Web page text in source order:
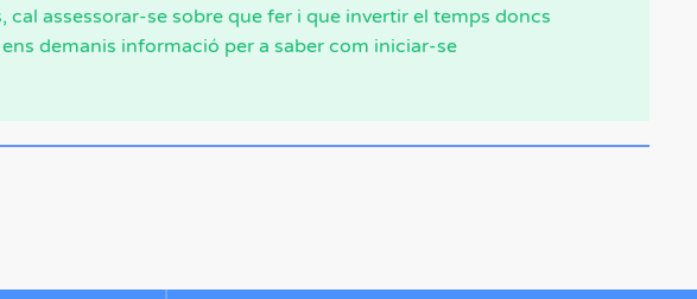
assessorar-se sobre que fer i que invertir el temps doncs
demanis informació per a saber com iniciar-se